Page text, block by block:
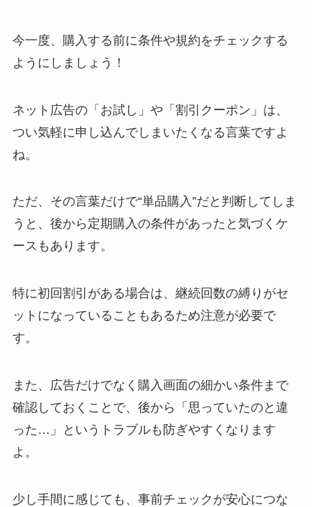
今一度、購入する前に条件や規約をチェックする
ようにしましょう！
ネット広告の「お試し」や「割引クーポン」は、
つい気軽に申し込んでしまいたくなる言葉ですよ
ね。
ただ、その言葉だけで“単品購入”だと判断してしま
うと、後から定期購入の条件があったと気づくケ
ースもあります。
特に初回割引がある場合は、継続回数の縛りがセ
ットになっていることもあるため注意が必要で
す。
また、広告だけでなく購入画面の細かい条件まで
確認しておくことで、後から「思っていたのと違
った…」というトラブルも防ぎやすくなります
よ。
少し手間に感じても、事前チェックが安心につな